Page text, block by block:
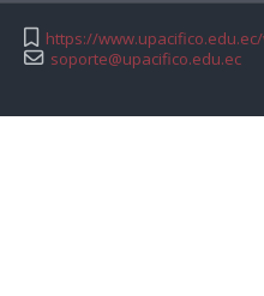
https://
soporte@upacifico.edu.ec